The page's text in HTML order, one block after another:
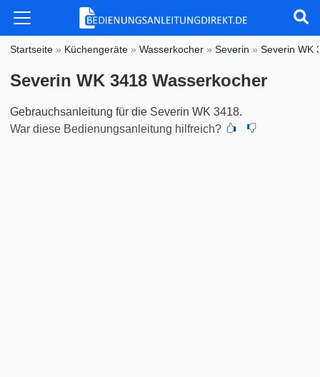
Startseite » Küchengeräte »Wasserkocher »Severin »Severin WK
Severin WK 3418 Wasserkocher
Gebrauchsanleitung für die Severin WK 3418.
War diese Bedienungsanleitung hilfreich?